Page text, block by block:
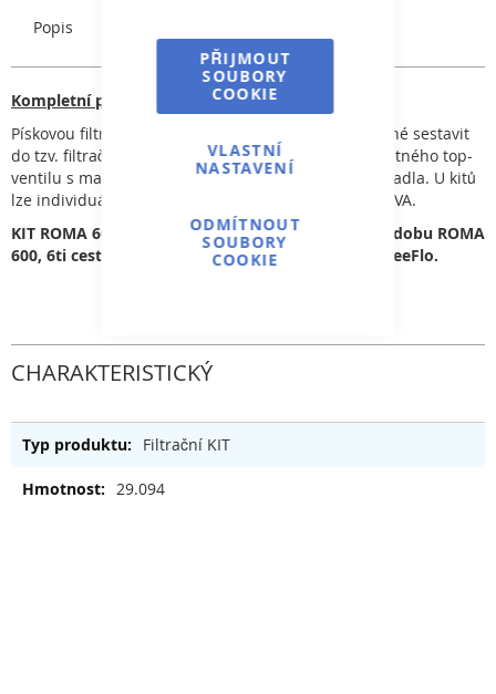
PŘIJMOUT
SOUBORY
COOKIE
VLASTNÍ
NASTAVENÍ
ODMÍTNOUT
SOUBORY
COOKIE
Popis
Kompletní písková filtrace
Pískovou filtraci ROMA Ø 400, 500 a 600 mm je možné sestavit
do tzv. filtračního KITu. KIT ROMA se skládá z 6ti cestného top-
ventilu s manometrem, podstavce a filtračního čerpadla. U kitů
lze individuálně zvolit mezi čerpadly FREEFLO a PREVA.
KIT ROMA 600 12 m
/hod FF obsahuje: filtrační nádobu ROMA
600, 6ti cestný top-ventil, podstavec a čerpadlo FreeFlo.
CHARAKTERISTICKÝ
Filtrační KIT
29.094